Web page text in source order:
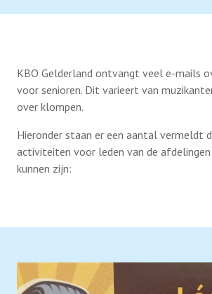
KBO Gelderland ontvangt veel e-mails
voor senioren. Dit varieert van
over klompen.
Hieronder staan er een aantal vermeldt
activiteiten voor leden van de
kunnen zijn: